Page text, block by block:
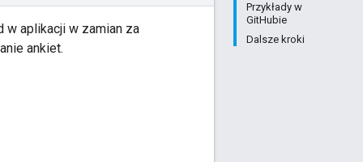
Przykłady w
GitHubie
Dalsze kroki
w aplikacji w zamian za
ankiet.